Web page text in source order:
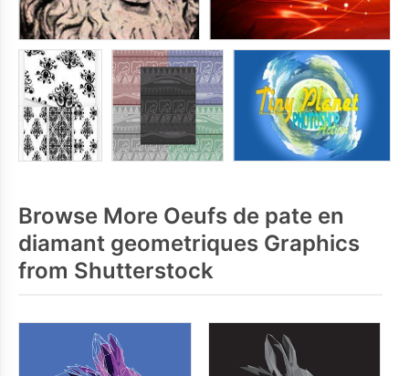
Browse More Oeufs de pate en
diamant geometriques Graphics
from Shutterstock